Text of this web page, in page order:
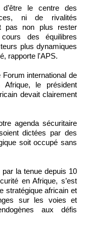
le centre des
ni de rivalités
pas non plus rester
des équilibres
plus dynamiques
rapporte l'APS.
Forum international de
le président
devait clairement
agenda sécuritaire
dictées par des
soit occupé sans
par la tenue depuis 10
en Afrique, s’est
stratégique africain et
sur les voies et
aux défis